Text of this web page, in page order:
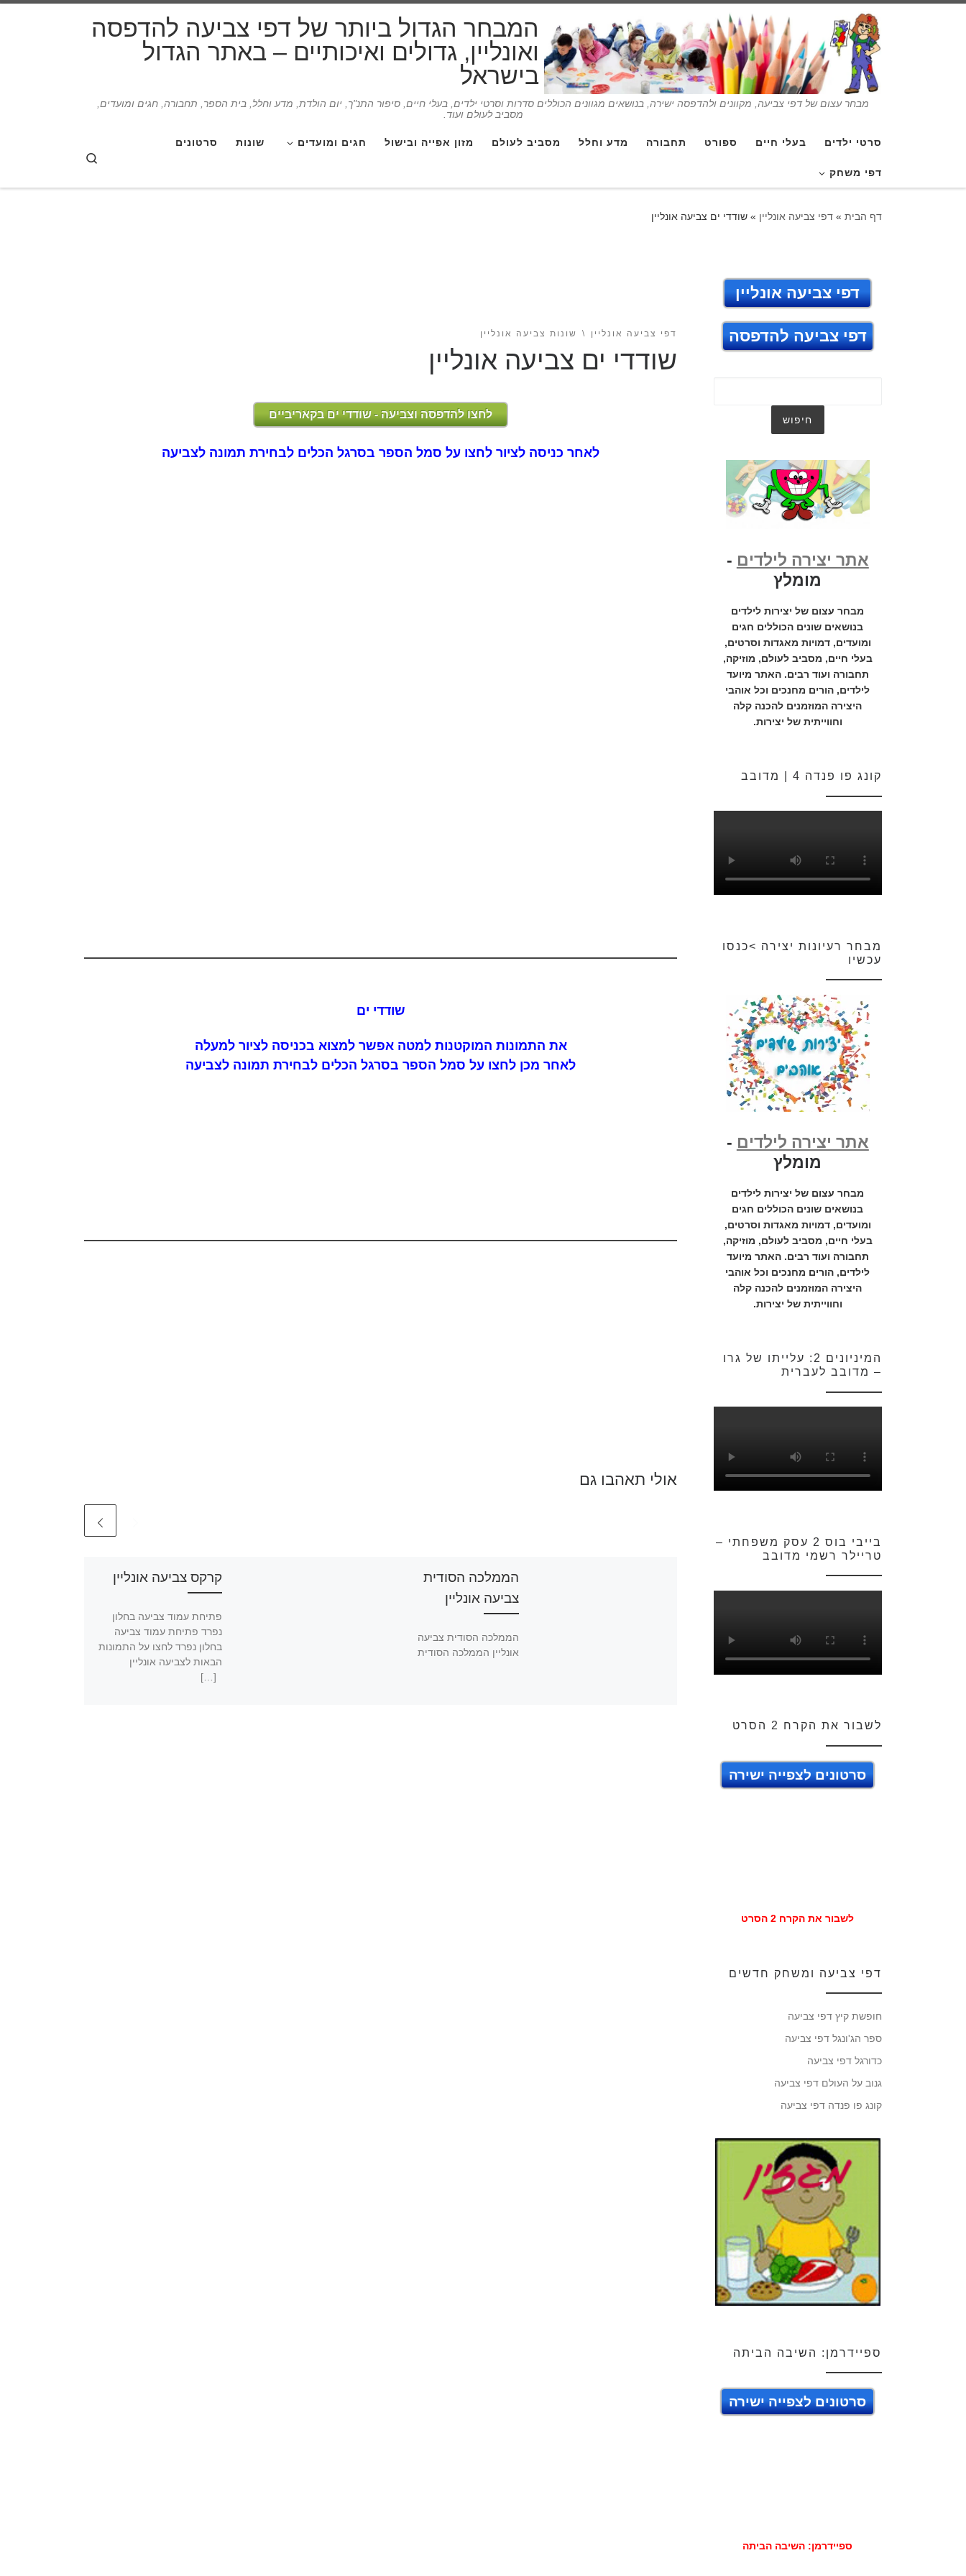
המבחר הגדול ביותר של דפי צביעה להדפסה
ואונליין, גדולים ואיכותיים – באתר הגדול
בישראל
מבחר עצום של דפי צביעה, מקוונים ולהדפסה ישירה, בנושאים מגוונים הכוללים סדרות וסרטי ילדים, בעלי חיים, סיפור התנ"ך, יום הולדת, מדע וחלל, בית הספר, תחבורה, חגים ומועדים,
מסביב לעולם ועוד.
סרטי ילדים בעלי חיים ספורט תחבורה מדע וחלל מסביב לעולם מזון אפייה ובישול חגים ומועדים שונות סרטונים
דפי משחק
דף הבית » דפי צביעה אונליין » שודדי ים צביעה אונליין
דפי צביעה אונליין שונות צביעה אונליין
שודדי ים צביעה אונליין
לחצו להדפסה וצביעה - שודדי ים בקאריביים
לאחר כניסה לציור לחצו על סמל הספר בסרגל הכלים לבחירת תמונה לצביעה
שודדי ים
את התמונות המוקטנות למטה אפשר למצוא בכניסה לציור למעלה
לאחר מכן לחצו על סמל הספר בסרגל הכלים לבחירת תמונה לצביעה
אולי תאהבו גם
הממלכה הסודית
צביעה אונליין
הממלכה הסודית צביעה
אונליין הממלכה הסודית
קרקס צביעה אונליין
פתיחת עמוד צביעה בחלון
נפרד פתיחת עמוד צביעה
בחלון נפרד לחצו על התמונות
הבאות לצביעה אונליין
[…]
דפי צביעה אונליין
דפי צביעה להדפסה
אתר יצירה לילדים -
מומלץ
מבחר עצום של יצירות לילדים
בנושאים שונים הכוללים חגים
ומועדים, דמויות מאגדות וסרטים,
בעלי חיים, מסביב לעולם, מוזיקה,
תחבורה ועוד רבים. האתר מיועד
לילדים, הורים מחנכים וכל אוהבי
היצירה המוזמנים להכנה קלה
וחווייתית של יצירות.
קונג פו פנדה 4 | מדובב
מבחר רעיונות יצירה >כנסו
עכשיו
אתר יצירה לילדים -
מומלץ
מבחר עצום של יצירות לילדים
בנושאים שונים הכוללים חגים
ומועדים, דמויות מאגדות וסרטים,
בעלי חיים, מסביב לעולם, מוזיקה,
תחבורה ועוד רבים. האתר מיועד
לילדים, הורים מחנכים וכל אוהבי
היצירה המוזמנים להכנה קלה
וחווייתית של יצירות.
המיניונים 2: עלייתו של גרו
– מדובב לעברית
בייבי בוס 2 עסק משפחתי –
טריילר רשמי מדובב
לשבור את הקרח 2 הסרט
סרטונים לצפייה ישירה
לשבור את הקרח 2 הסרט
דפי צביעה ומשחק חדשים
חופשת קיץ דפי צביעה
ספר הג'ונגל דפי צביעה
כדורגל דפי צביעה
גנוב על העולם דפי צביעה
קונג פו פנדה דפי צביעה
ספיידרמן: השיבה הביתה
סרטונים לצפייה ישירה
ספיידרמן: השיבה הביתה